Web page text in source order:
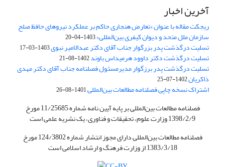
آخرین اخبار
ریجکت مقاله با عنوان «تعارض هنجاری حاکم بر عملکرد نیروهای حافظ صلح
سازمان ملل متحد و دیوان کیفری بین‌المللی»1403-04-20
تسلیت درگذشت پدر بزرگوار جناب آقای دکتر عبدالامیر نبوی1403-03-17
تسلیت درگذشت دکتر داوود هرمیداس باوند1402-08-21
تسلیت درگذشت پدر برزگوار مدیرمسئول فصلنامه جناب آقای دکتر مهدی
ذاکریان1402-07-25
اشتراک نسخه چاپی فصلنامه مطالعات بین‌المللی1401-08-26
فصلنامه مطالعات بین‌المللی بر پایه آیین نامه شماره 11/25685 مورخ
1398/2/9 وزارت علوم، تحقیقات و فناوری، یک نشریه علمی است
فصلنامه مطالعات بین‌المللی دارای مجوز انتشار شماره 124/3802 مورخ
1383/3/18 از وزارت فرهنگ و ارشاد اسلامی است